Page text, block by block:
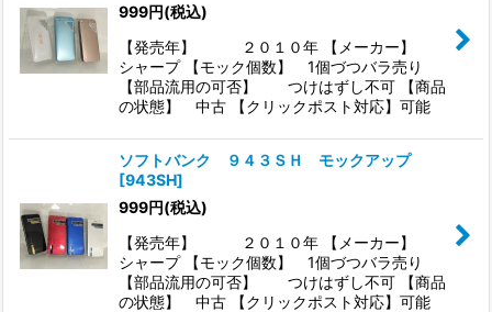
999円(税込)
【発売年】 ２０１０年 【メーカー】
シャープ 【モック個数】 1個づつバラ売り
【部品流用の可否】 つけはずし不可 【商品
の状態】 中古 【クリックポスト対応】可能
ソフトバンク ９４３ＳＨ モックアップ
[943SH]
999円(税込)
【発売年】 ２０１０年 【メーカー】
シャープ 【モック個数】 1個づつバラ売り
【部品流用の可否】 つけはずし不可 【商品
の状態】 中古 【クリックポスト対応】可能